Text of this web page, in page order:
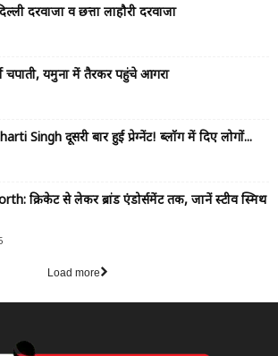
दरवाजा व छत्ता लाहौरी दरवाजा
चपाती, यमुना में तैरकर पहुंचे आगरा
Singh दूसरी बार हुई प्रेग्नेंट! ब्लॉग में दिए लोगों...
क्रिकेट से लेकर ब्रांड एंडोर्समेंट तक, जानें स्टीव स्मिथ
Load more